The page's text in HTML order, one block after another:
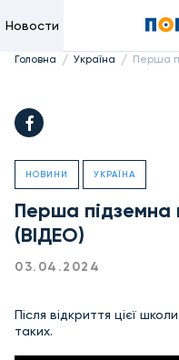
Новости
Головна / Україна / Перша
НОВИНИ УКРАЇНА
Перша підземна
(ВІДЕО)
03.04.2024
Після відкриття цієї
таких.